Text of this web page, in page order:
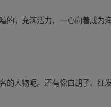
的，充满活力，一心向着成为
的人物呢。还有像白胡子、红